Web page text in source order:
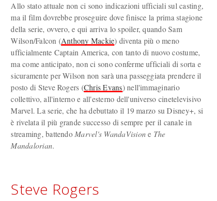
Allo stato attuale non ci sono indicazioni ufficiali sul casting,
ma il film dovrebbe proseguire dove finisce la prima stagione
della serie, ovvero, e qui arriva lo spoiler, quando Sam
Wilson/Falcon (Anthony Mackie) diventa più o meno
ufficialmente Captain America, con tanto di nuovo costume,
ma come anticipato, non ci sono conferme ufficiali di sorta e
sicuramente per Wilson non sarà una passeggiata prendere il
posto di Steve Rogers (Chris Evans) nell'immaginario
collettivo, all'interno e all'esterno dell'universo cinetelevisivo
Marvel. La serie, che ha debuttato il 19 marzo su Disney+, si
è rivelata il più grande successo di sempre per il canale in
streaming, battendo Marvel's WandaVisione The
Mandalorian.
Steve Rogers